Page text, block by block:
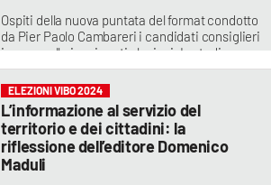
Ospiti della nuova puntata del format condotto
da Pier Paolo Cambareri i candidati consiglieri
in corsa alle imminenti elezioni. In studio
anche Enrico De Girolamo e Giuseppe Sarlo.
Appuntamento alle 14.30 su LaC Tv
ELEZIONI VIBO 2024
L’informazione al servizio del
territorio e dei cittadini: la
riflessione dell’editore Domenico
Maduli